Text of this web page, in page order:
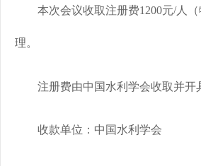
本次会议收取注册费1200元/人（
理。
注册费由中国水利学会收取并开
收款单位：中国水利学会